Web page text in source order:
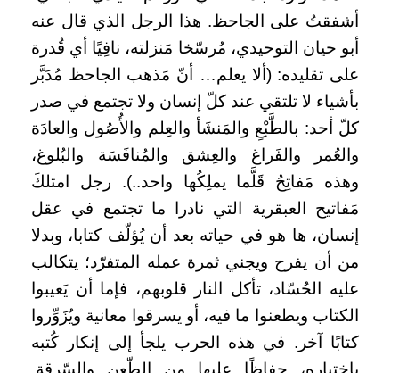
أشفقتُ على الجاحظ. هذا الرجل الذي قال عنه
أبو حيان التوحيدي، مُرسّخا مَنزلته، نافِيًا أي قُدرة
على تقليده: (ألا يعلم… أنّ مَذهب الجاحظ مُدَبَّر
بأشياء لا تلتقي عند كلّ إنسان ولا تجتمع في صدر
كلّ أحد: بالطَّبْعِ والمَنشَأ والعِلم والأُصُول والعادَة
والعُمر والفَراغ والعِشق والمُنافَسَة والبُلوغ،
وهذه مَفاتِحُ قَلَّما يملِكُها واحد..). رجل امتلكَ
مَفاتيح العبقرية التي نادرا ما تجتمع في عقل
إنسان، ها هو في حياته بعد أن يُؤلّف كتابا، وبدلا
من أن يفرح ويجني ثمرة عمله المتفرّد؛ يتكالب
عليه الحُسّاد، تأكل النار قلوبهم، فإما أن يَعيبوا
الكتاب ويطعنوا ما فيه، أو يسرقوا معانية ويُزَوِّروا
كتابًا آخر. في هذه الحرب يلجأ إلى إنكار كُتبه
باختياره، حفاظًا عليها من الطّعن والسّرقة.